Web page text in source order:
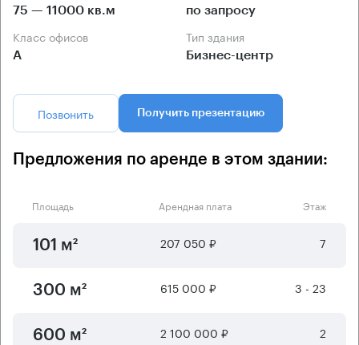
75 — 11000 кв.м по запросу
Класс офисов
А
Тип здания
Бизнес-центр
Позвонить Получить презентацию
Предложения по аренде в этом здании:
Площадь Арендная плата Этаж
101 м² 207 050 ₽ 7
300 м² 615 000 ₽ 3 - 23
600 м² 2 100 000 ₽ 2